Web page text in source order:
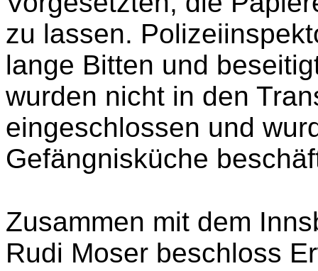
behandelte sie gut.Als
eintraf, überredeten
Vorgesetzten, die
zu lassen.
lange Bitten und
eingeschlossen und
Gefängnisküche